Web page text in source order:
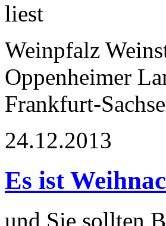
Weinpfalz
Oppenheimer
Frankfurt-
24.12.2013
Es ist
und Sie sollten